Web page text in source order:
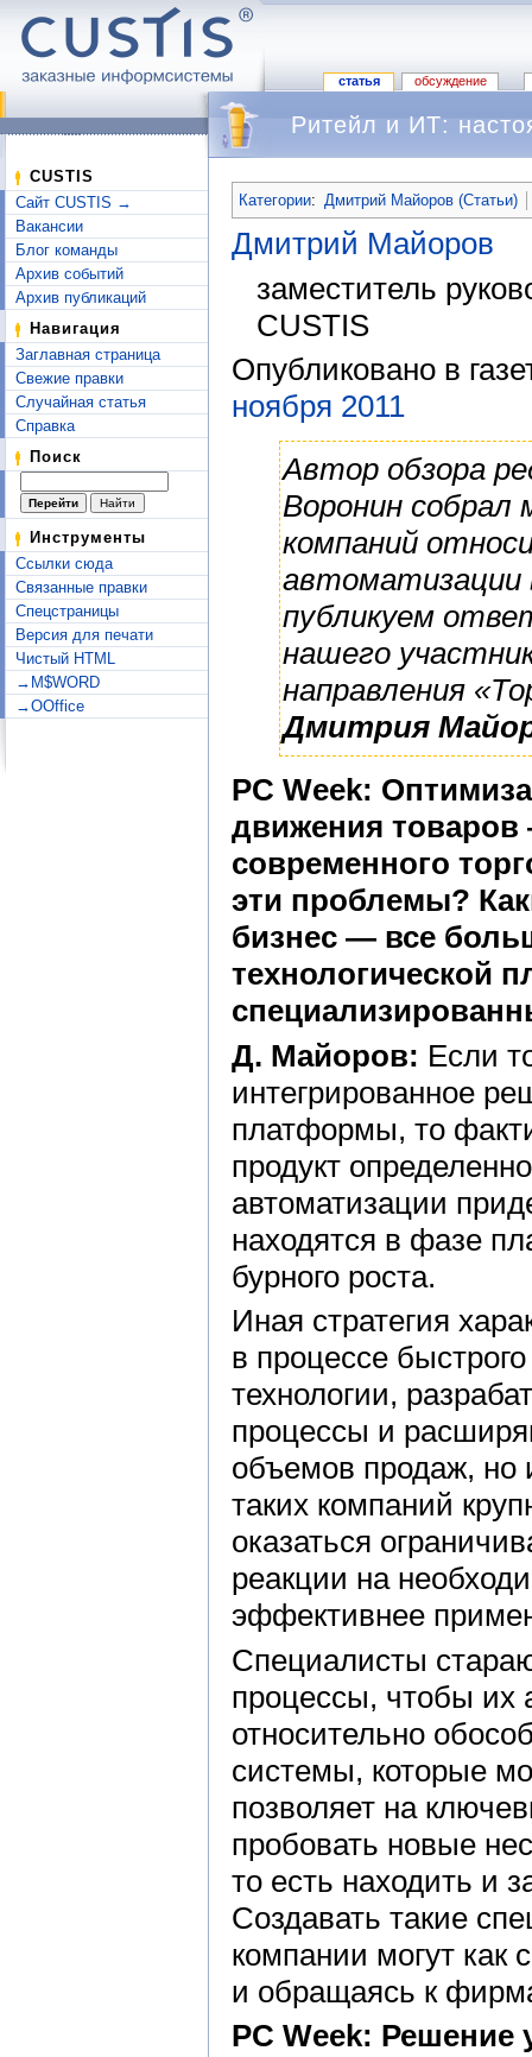
статья обсуждение
CUSTIS
Сайт CUSTIS →
Вакансии
Блог команды
Архив событий
Архив публикаций
Навигация
Заглавная страница
Свежие правки
Случайная статья
Справка
Поиск
Инструменты
Ссылки сюда
Связанные правки
Спецстраницы
Версия для печати
Чистый HTML
→M$WORD
→OOffice
Ритейл и ИТ:
Категории: Дмитрий Майоров (Статьи)
Дмитрий Майоров
заместитель
CUSTIS
Опубликовано в
ноября 2011
Автор обзора
Воронин
компаний
автоматизации
публикуем
нашего
направления
Дмитрия
PC Week:
движения
современного
эти проблемы?
бизнес — все
технологической
Д. Майоров: Если
интегрированное
платформы, то
продукт
автоматизации
находятся в фазе
бурного роста.
Иная стратегия
в процессе
технологии,
процессы и
объемов продаж, но
таких компаний
оказаться
реакции на
эффективнее
Специалисты
процессы, чтобы их
относительно
системы, которые
позволяет на
пробовать новые
то есть находить и
Создавать такие
компании могут как
и обращаясь к
PC Week: Решение